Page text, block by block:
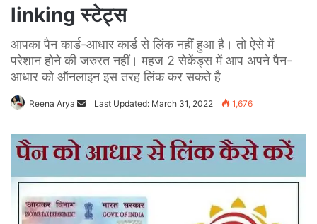
linking स्टेट्स
आपका पैन कार्ड-आधार कार्ड से लिंक नहीं हुआ है। तो ऐसे में
परेशान होने की जरुरत नहीं। महज 2 सेकेंड्स में आप अपने पैन-
आधार को ऑनलाइन इस तरह लिंक कर सकते है
Reena Arya
Send
Last Updated: March 31, 2022 1,676